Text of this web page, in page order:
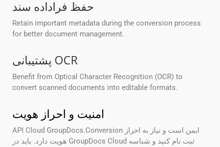
حفظ فراداده سند
Retain important metadata during the conversion process
for better document management.
پشتیبانی OCR
Benefit from Optical Character Recognition (OCR) to
convert scanned documents into editable formats.
امنیت و احراز هویت
API Cloud GroupDocs.Conversion ایمن است و نیاز به احراز
هویت دارد. باید در GroupDocs Cloud ثبت نام کنید و شناسه